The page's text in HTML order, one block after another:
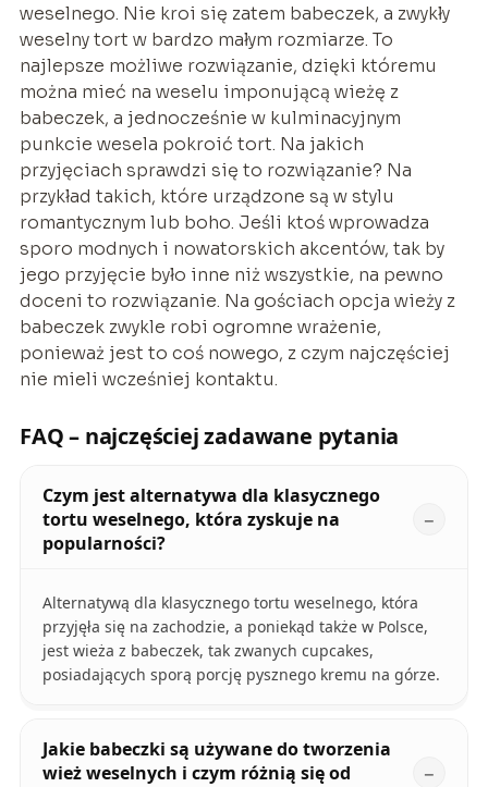
weselnego. Nie kroi się zatem babeczek, a zwykły
weselny tort w bardzo małym rozmiarze. To
najlepsze możliwe rozwiązanie, dzięki któremu
można mieć na weselu imponującą wieżę z
babeczek, a jednocześnie w kulminacyjnym
punkcie wesela pokroić tort. Na jakich
przyjęciach sprawdzi się to rozwiązanie? Na
przykład takich, które urządzone są w stylu
romantycznym lub boho. Jeśli ktoś wprowadza
sporo modnych i nowatorskich akcentów, tak by
jego przyjęcie było inne niż wszystkie, na pewno
doceni to rozwiązanie. Na gościach opcja wieży z
babeczek zwykle robi ogromne wrażenie,
ponieważ jest to coś nowego, z czym najczęściej
nie mieli wcześniej kontaktu.
FAQ – najczęściej zadawane pytania
Czym jest alternatywa dla klasycznego
tortu weselnego, która zyskuje na
popularności?
Alternatywą dla klasycznego tortu weselnego, która
przyjęła się na zachodzie, a poniekąd także w Polsce,
jest wieża z babeczek, tak zwanych cupcakes,
posiadających sporą porcję pysznego kremu na górze.
Jakie babeczki są używane do tworzenia
wież weselnych i czym różnią się od